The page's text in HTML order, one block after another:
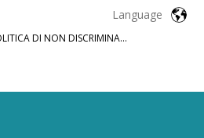
Language
POLITICA DI NON DISCRIMINAZIONE